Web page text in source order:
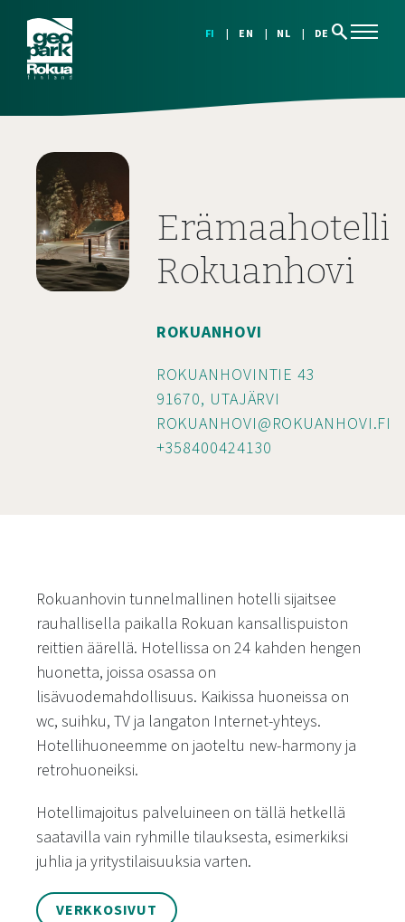
FI EN NL DE search
Erämaahotelli
Rokuanhovi
ROKUANHOVI
ROKUANHOVINTIE 43
91670, UTAJÄRVI
ROKUANHOVI@ROKUANHOVI.FI
+358400424130
Rokuanhovin tunnelmallinen hotelli sijaitsee
rauhallisella paikalla Rokuan kansallispuiston
reittien äärellä. Hotellissa on 24 kahden hengen
huonetta, joissa osassa on
lisävuodemahdollisuus. Kaikissa huoneissa on
wc, suihku, TV ja langaton Internet-yhteys.
Hotellihuoneemme on jaoteltu new-harmony ja
retrohuoneiksi.
Hotellimajoitus palveluineen on tällä hetkellä
saatavilla vain ryhmille tilauksesta, esimerkiksi
juhlia ja yritystilaisuuksia varten.
VERKKOSIVUT